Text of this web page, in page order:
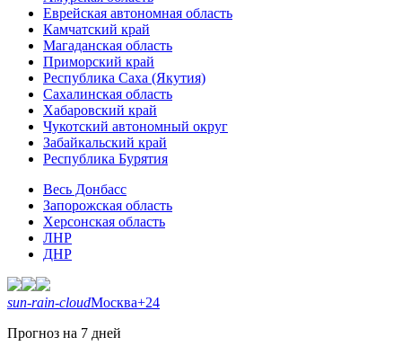
Еврейская автономная область
Камчатский край
Магаданская область
Приморский край
Республика Саха (Якутия)
Сахалинская область
Хабаровский край
Чукотский автономный округ
Забайкальский край
Республика Бурятия
Весь Донбасс
Запорожская область
Херсонская область
ЛНР
ДНР
sun-rain-cloudМосква+24
Прогноз на 7 дней